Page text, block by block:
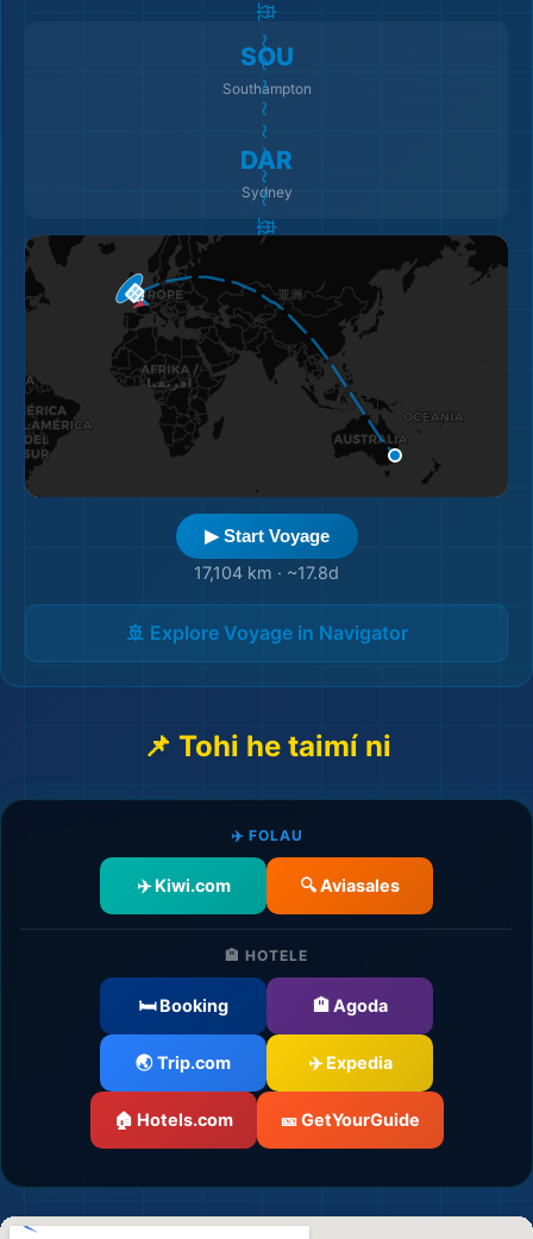
SOU
Southampton
🚢 ～～～～～～～～ 🚢
DAR
Sydney
▶ Start Voyage
17,104 km · ~17.8d
🚢 Explore Voyage in Navigator
📌 Tohi he taimí ni
✈️ FOLAU
✈️ Kiwi.com 🔍 Aviasales
🏨 HOTELE
🛏️ Booking 🏨 Agoda
🌏 Trip.com ✈️ Expedia
🏠 Hotels.com 🎫 GetYourGuide